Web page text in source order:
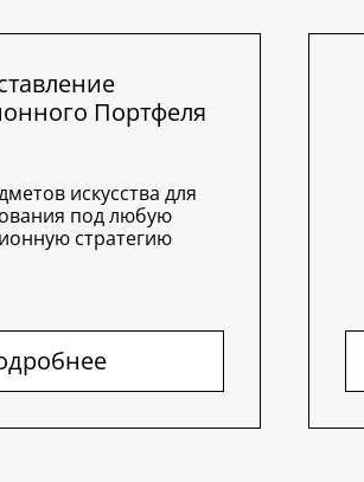
Портфеля
искусства для
под любую
стратегию